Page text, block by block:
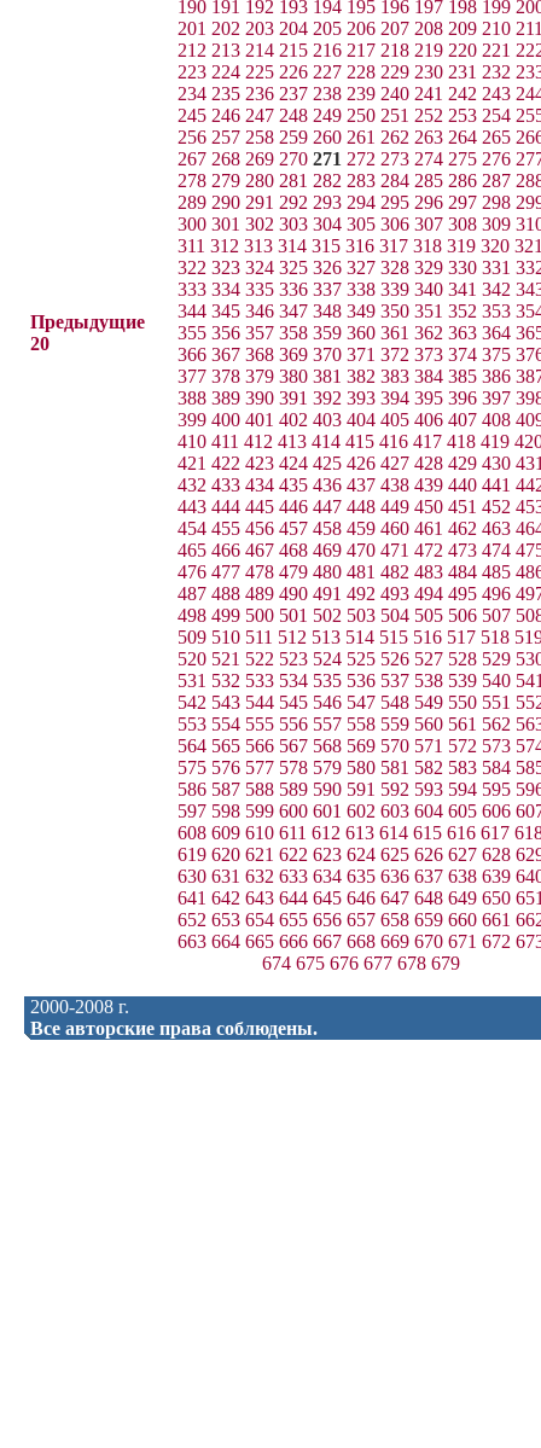
Предыдущие
20
190 191 192 193 194 195 196 197 198 199
201 202 203 204 205 206 207 208 209 210
212 213 214 215 216 217 218 219 220 221
223 224 225 226 227 228 229 230 231 232
234 235 236 237 238 239 240 241 242 243
245 246 247 248 249 250 251 252 253 254
256 257 258 259 260 261 262 263 264 265
267 268 269 270 271 272 273 274 275 276
278 279 280 281 282 283 284 285 286 287
289 290 291 292 293 294 295 296 297 298
300 301 302 303 304 305 306 307 308 309
311 312 313 314 315 316 317 318 319 320
322 323 324 325 326 327 328 329 330 331
333 334 335 336 337 338 339 340 341 342
344 345 346 347 348 349 350 351 352 353
355 356 357 358 359 360 361 362 363 364
366 367 368 369 370 371 372 373 374 375
377 378 379 380 381 382 383 384 385 386
388 389 390 391 392 393 394 395 396 397
399 400 401 402 403 404 405 406 407 408
410 411 412 413 414 415 416 417 418 419
421 422 423 424 425 426 427 428 429 430
432 433 434 435 436 437 438 439 440 441
443 444 445 446 447 448 449 450 451 452
454 455 456 457 458 459 460 461 462 463
465 466 467 468 469 470 471 472 473 474
476 477 478 479 480 481 482 483 484 485
487 488 489 490 491 492 493 494 495 496
498 499 500 501 502 503 504 505 506 507
509 510 511 512 513 514 515 516 517 518
520 521 522 523 524 525 526 527 528 529
531 532 533 534 535 536 537 538 539 540
542 543 544 545 546 547 548 549 550 551
553 554 555 556 557 558 559 560 561 562
564 565 566 567 568 569 570 571 572 573
575 576 577 578 579 580 581 582 583 584
586 587 588 589 590 591 592 593 594 595
597 598 599 600 601 602 603 604 605 606
608 609 610 611 612 613 614 615 616 617
619 620 621 622 623 624 625 626 627 628
630 631 632 633 634 635 636 637 638 639
641 642 643 644 645 646 647 648 649 650
652 653 654 655 656 657 658 659 660 661
663 664 665 666 667 668 669 670 671 672
674 675 676 677 678 679
2000-2008 г.
Все авторские права соблюдены.